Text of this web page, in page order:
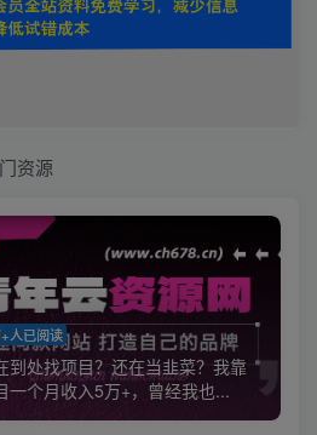
资源
人已阅读
到处找项目？还在当韭菜？我靠
一个月收入5万+，曾经我也...